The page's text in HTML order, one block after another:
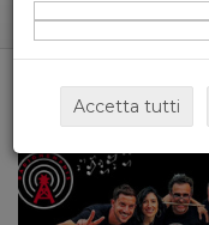
Home News&events
Accetta tutti